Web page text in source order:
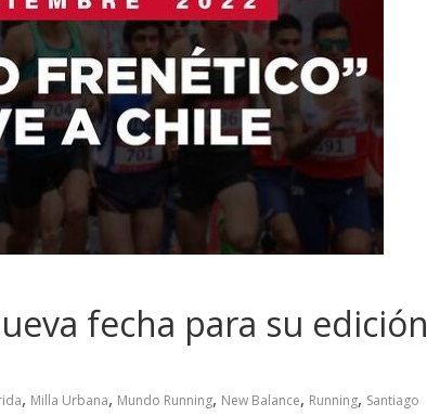
fecha para su edición
, Milla Urbana, Mundo Running, New Balance, Running, Santiago